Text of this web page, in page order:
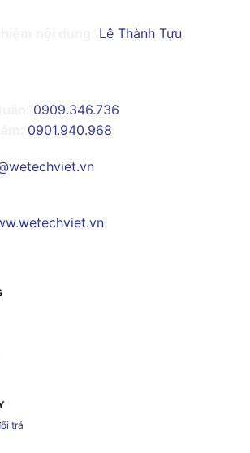
Lê Thành Tựu
0909.346.736
0901.940.968
trả